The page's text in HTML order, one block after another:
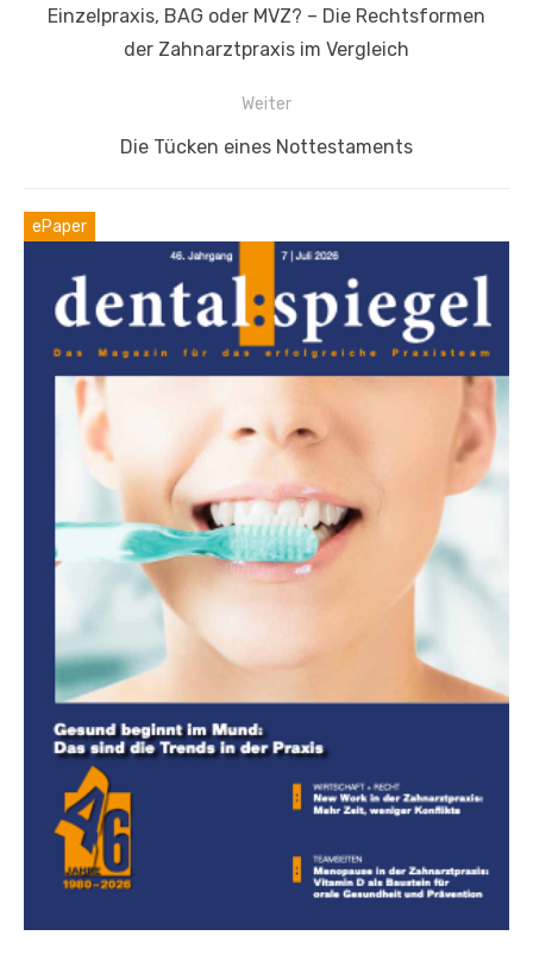
Vorheriger
Einzelpraxis, BAG oder MVZ? – Die Rechtsformen
der Zahnarztpraxis im Vergleich
Weiter
Nächster
Die Tücken eines Nottestaments
ePaper